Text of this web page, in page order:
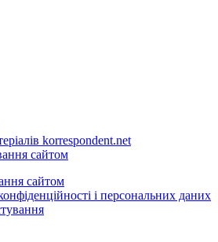
korrespondent.net
сайтом
сайтом
і персональних даних